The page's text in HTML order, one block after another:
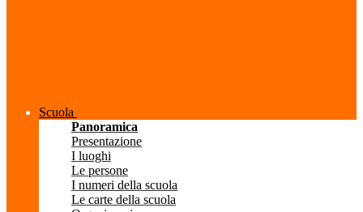
Scuola
Panoramica
Presentazione
I luoghi
Le persone
I numeri della scuola
Le carte della scuola